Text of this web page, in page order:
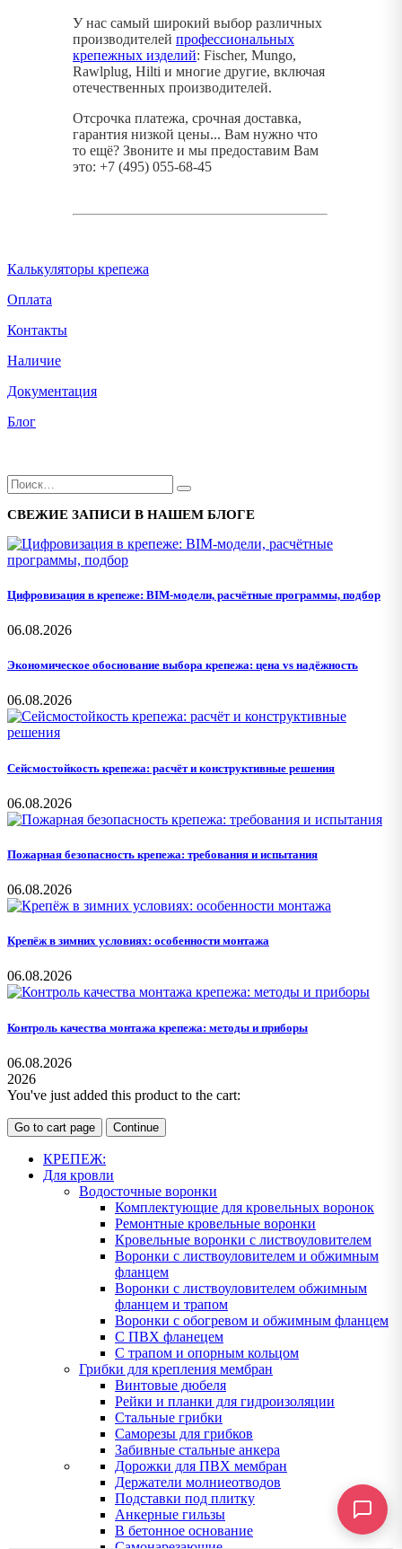
У нас самый широкий выбор различных
производителей профессиональных
крепежных изделий: Fischer, Mungo,
Rawlplug, Hilti и многие другие, включая
отечественных производителей.
Отсрочка платежа, срочная доставка,
гарантия низкой цены... Вам нужно что
то ещё? Звоните и мы предоставим Вам
это: +7 (495) 055-68-45
Калькуляторы крепежа
Оплата
Контакты
Наличие
Документация
Блог
СВЕЖИЕ ЗАПИСИ В НАШЕМ БЛОГЕ
Цифровизация в крепеже: BIM-модели, расчётные программы, подбор
06.08.2026
Экономическое обоснование выбора крепежа: цена vs надёжность
06.08.2026
Сейсмостойкость крепежа: расчёт и конструктивные решения
06.08.2026
Пожарная безопасность крепежа: требования и испытания
06.08.2026
Крепёж в зимних условиях: особенности монтажа
06.08.2026
Контроль качества монтажа крепежа: методы и приборы
06.08.2026
2026
You've just added this product to the cart:
Go to cart page Continue
КРЕПЕЖ:
Для кровли
Водосточные воронки
Комплектующие для кровельных воронок
Ремонтные кровельные воронки
Кровельные воронки с листвоуловителем
Воронки с листвоуловителем и обжимным
фланцем
Воронки с листвоуловителем обжимным
фланцем и трапом
Воронки с обогревом и обжимным фланцем
С ПВХ фланецем
С трапом и опорным кольцом
Грибки для крепления мембран
Винтовые дюбеля
Рейки и планки для гидроизоляции
Стальные грибки
Саморезы для грибков
Забивные стальные анкера
Дорожки для ПВХ мембран
Держатели молниеотводов
Подставки под плитку
Анкерные гильзы
В бетонное основание